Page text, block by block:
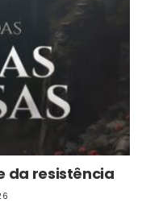
da resistência